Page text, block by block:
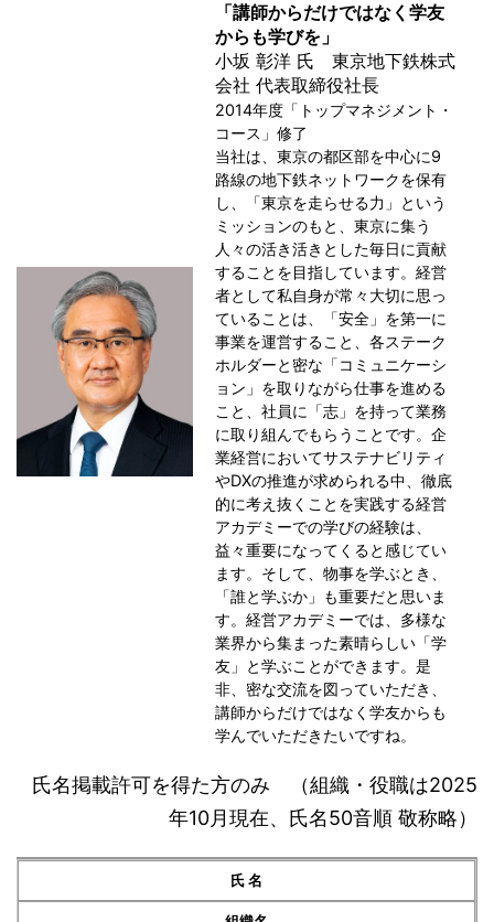
「講師からだけではなく学友
からも学びを」
小坂 彰洋 氏 東京地下鉄株式
会社 代表取締役社長
2014年度「トップマネジメント・
コース」修了
当社は、東京の都区部を中心に9
路線の地下鉄ネットワークを保有
し、「東京を走らせる力」という
ミッションのもと、東京に集う
人々の活き活きとした毎日に貢献
することを目指しています。経営
者として私自身が常々大切に思っ
ていることは、「安全」を第一に
事業を運営すること、各ステーク
ホルダーと密な「コミュニケーシ
ョン」を取りながら仕事を進める
こと、社員に「志」を持って業務
に取り組んでもらうことです。企
業経営においてサステナビリティ
やDXの推進が求められる中、徹底
的に考え抜くことを実践する経営
アカデミーでの学びの経験は、
益々重要になってくると感じてい
ます。そして、物事を学ぶとき、
「誰と学ぶか」も重要だと思いま
す。経営アカデミーでは、多様な
業界から集まった素晴らしい「学
友」と学ぶことができます。是
非、密な交流を図っていただき、
講師からだけではなく学友からも
学んでいただきたいですね。
氏名掲載許可を得た方のみ （組織・役職は2025
年10月現在、氏名50音順 敬称略）
氏 名